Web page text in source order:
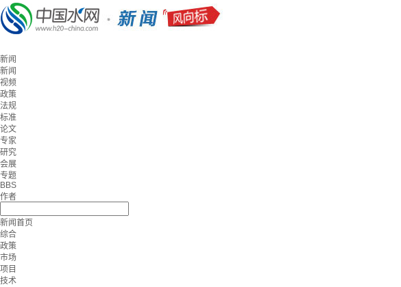
新闻
新闻
视频
政策
法规
标准
论文
专家
研究
会展
专题
BBS
作者
新闻首页
综合
政策
市场
项目
技术